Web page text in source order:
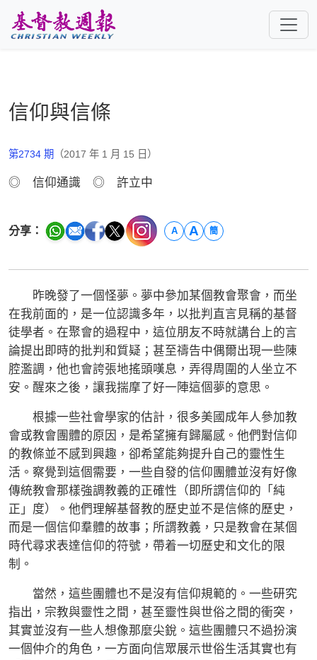
信仰與信條
第2734 期 （2017 年 1 月 15 日）
◎ 信仰通識 ◎ 許立中
分享： A A 簡
昨晚發了一個怪夢。夢中參加某個教會聚會，而坐
在我前面的，是一位認識多年，以批判直言見稱的基督
徒學者。在聚會的過程中，這位朋友不時就講台上的言
論提出即時的批判和質疑；甚至禱告中偶爾出現一些陳
腔濫調，他也會誇張地搖頭嘆息，弄得周圍的人坐立不
安。醒來之後，讓我揣摩了好一陣這個夢的意思。
根據一些社會學家的估計，很多美國成年人參加教
會或教會團體的原因，是希望擁有歸屬感。他們對信仰
的教條並不感到興趣，卻希望能夠提升自己的靈性生
活。察覺到這個需要，一些自發的信仰團體並沒有好像
傳統教會那樣強調教義的正確性（即所謂信仰的「純
正」度）。他們理解基督教的歷史並不是信條的歷史，
而是一個信仰羣體的故事；所謂教義，只是教會在某個
時代尋求表達信仰的符號，帶着一切歷史和文化的限
制。
當然，這些團體也不是沒有信仰規範的。一些研究
指出，宗教與靈性之間，甚至靈性與世俗之間的衝突，
其實並沒有一些人想像那麼尖銳。這些團體只不過扮演
一個仲介的角色，一方面向信眾展示世俗生活其實也有